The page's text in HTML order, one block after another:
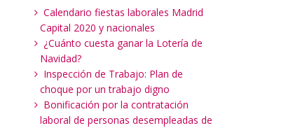
Calendario fiestas laborales Madrid
Capital 2020 y nacionales
¿Cuánto cuesta ganar la Lotería de
Navidad?
Inspección de Trabajo: Plan de
choque por un trabajo digno
Bonificación por la contratación
laboral de personas desempleadas de